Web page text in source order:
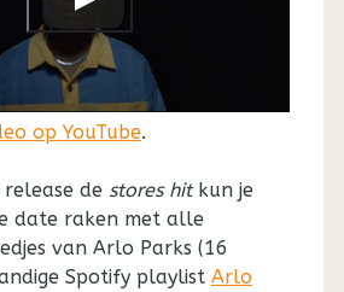
op YouTube.
de stores hitkun je
date raken met alle
van Arlo Parks (16
Spotify playlist Arlo